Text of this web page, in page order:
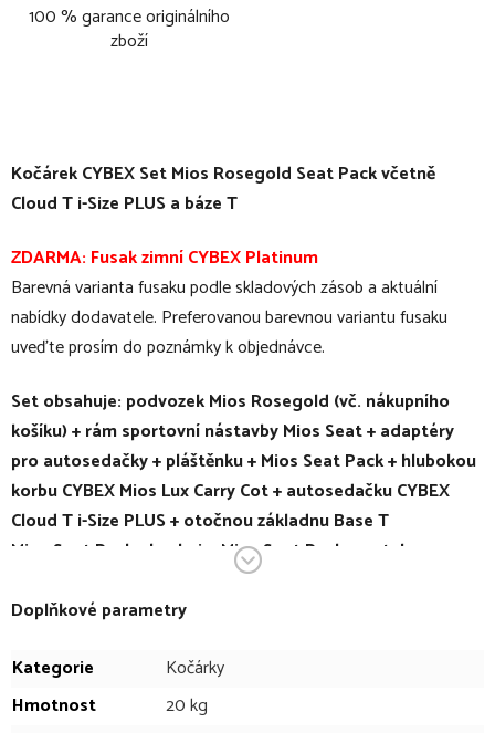
100 % garance originálního
zboží
Kočárek CYBEX Set Mios Rosegold Seat Pack včetně
Cloud T i-Size PLUS a báze T
ZDARMA: Fusak zimní CYBEX Platinum
Barevná varianta fusaku podle skladových zásob a aktuální
nabídky dodavatele. Preferovanou barevnou variantu fusaku
uveďte prosím do poznámky k objednávce.
Set obsahuje: podvozek Mios Rosegold (vč. nákupního
košíku) + rám sportovní nástavby Mios Seat + adaptéry
pro autosedačky + pláštěnku + Mios Seat Pack + hlubokou
korbu CYBEX Mios Lux Carry Cot + autosedačku CYBEX
Cloud T i-Size PLUS + otočnou základnu Base T
Mios Seat Pack obsahuje: Mios Seat Pack s potahem
opěrky nohou + stříšku + polstrování pásů + vnitřní vložku
flexibility a designového ztvárnění - elegantní a praktický
společník do moderní rodiny. Jeho pevná konstrukce a nízká
hmotnost podporují aktivní a dobrodružný životní styl. MIOS byl
Doplňkové parametry
Kategorie
Kočárky
Hmotnost
20 kg